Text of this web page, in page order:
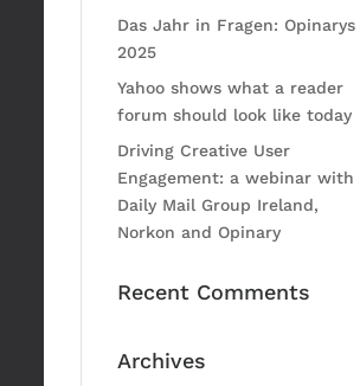
Das Jahr in Fragen: Opinarys
2025
Yahoo shows what a reader
forum should look like today
Driving Creative User
Engagement: a webinar with
Daily Mail Group Ireland,
Norkon and Opinary
Recent Comments
Archives